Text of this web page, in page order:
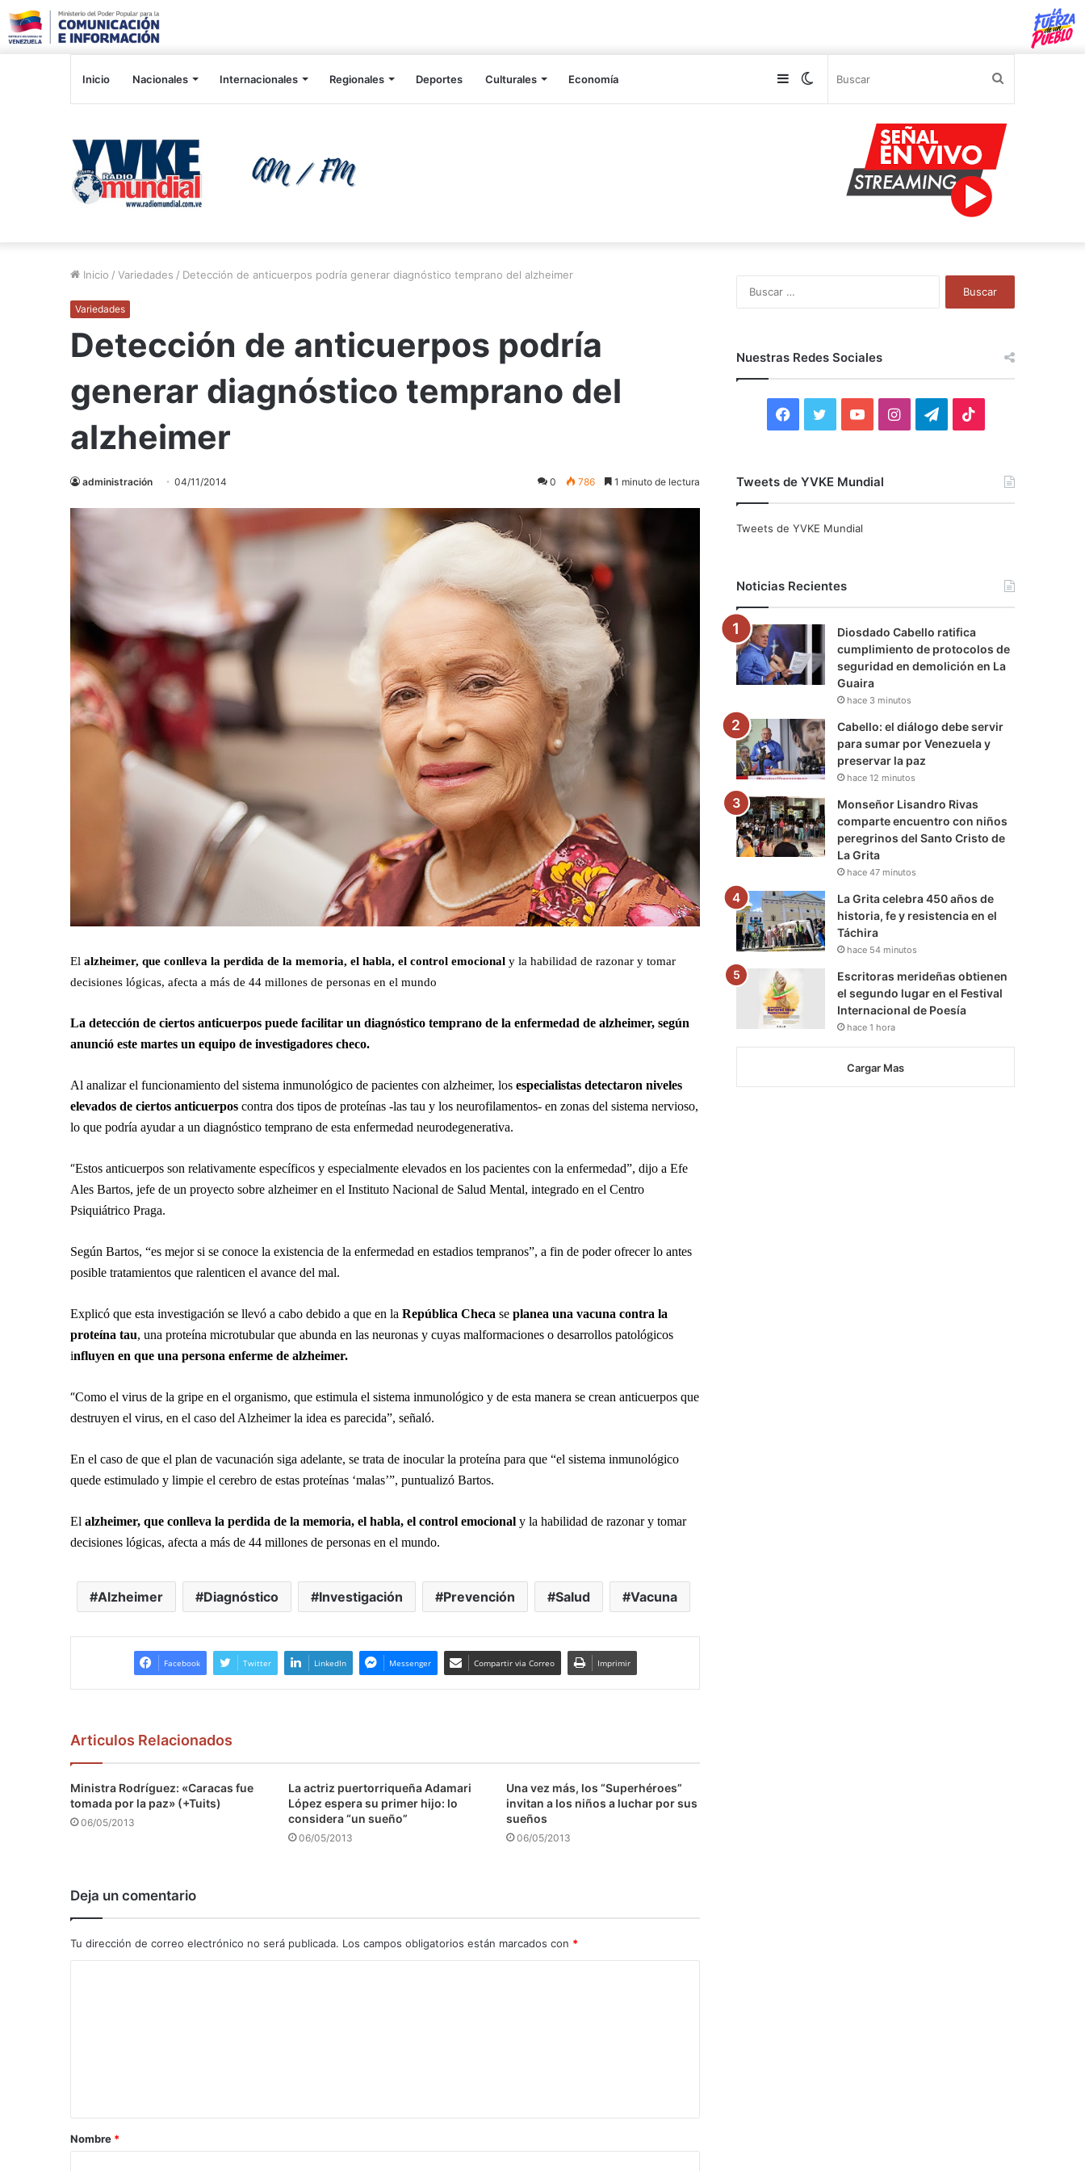
Inicio Nacionales Internacionales Regionales Deportes Culturales Economía Switch
Sidebar
Inicio / Variedades / Detección de anticuerpos podría generar diagnóstico temprano del alzheimer
Variedades
Detección de anticuerpos podría
generar diagnóstico temprano del
alzheimer
administración 04/11/2014 0 786 1 minuto de lectura
El alzheimer, que conlleva la perdida de la memoria, el habla, el control emocional y la habilidad de razonar y tomar
decisiones lógicas, afecta a más de 44 millones de personas en el mundo
La detección de ciertos anticuerpos puede facilitar un diagnóstico temprano de la enfermedad de alzheimer, según
anunció este martes un equipo de investigadores checo.
Al analizar el funcionamiento del sistema inmunológico de pacientes con alzheimer, los especialistas detectaron niveles
elevados de ciertos anticuerpos contra dos tipos de proteínas -las tau y los neurofilamentos- en zonas del sistema nervioso,
lo que podría ayudar a un diagnóstico temprano de esta enfermedad neurodegenerativa.
“Estos anticuerpos son relativamente específicos y especialmente elevados en los pacientes con la enfermedad”, dijo a Efe
Ales Bartos, jefe de un proyecto sobre alzheimer en el Instituto Nacional de Salud Mental, integrado en el Centro
Psiquiátrico Praga.
Según Bartos, “es mejor si se conoce la existencia de la enfermedad en estadios tempranos”, a fin de poder ofrecer lo antes
posible tratamientos que ralenticen el avance del mal.
Explicó que esta investigación se llevó a cabo debido a que en la República Checa se planea una vacuna contra la
proteína tau, una proteína microtubular que abunda en las neuronas y cuyas malformaciones o desarrollos patológicos
influyen en que una persona enferme de alzheimer.
“Como el virus de la gripe en el organismo, que estimula el sistema inmunológico y de esta manera se crean anticuerpos que
destruyen el virus, en el caso del Alzheimer la idea es parecida”, señaló.
En el caso de que el plan de vacunación siga adelante, se trata de inocular la proteína para que “el sistema inmunológico
quede estimulado y limpie el cerebro de estas proteínas ‘malas’”, puntualizó Bartos.
El alzheimer, que conlleva la perdida de la memoria, el habla, el control emocional y la habilidad de razonar y tomar
decisiones lógicas, afecta a más de 44 millones de personas en el mundo.
Alzheimer Diagnóstico Investigación Prevención Salud Vacuna
Facebook Twitter LinkedIn Messenger Compartir via Correo Imprimir
Articulos Relacionados
Ministra Rodríguez: «Caracas fue
tomada por la paz» (+Tuits)
06/05/2013
La actriz puertorriqueña Adamari
López espera su primer hijo: lo
considera “un sueño”
06/05/2013
Una vez más, los “Superhéroes”
invitan a los niños a luchar por sus
sueños
06/05/2013
Deja un comentario
Tu dirección de correo electrónico no será publicada. Los campos obligatorios están marcados con *
a
r
Nombre *
Nuestras Redes Sociales
F
c
o
k
i
r
Y
u
e
I
r
a
m
T
a
m
Tweets de YVKE Mundial
Tweets de YVKE Mundial
Noticias Recientes
Diosdado Cabello ratifica
cumplimiento de protocolos de
seguridad en demolición en La
Guaira
hace 3 minutos
Cabello: el diálogo debe servir
para sumar por Venezuela y
preservar la paz
hace 12 minutos
Monseñor Lisandro Rivas
comparte encuentro con niños
peregrinos del Santo Cristo de
La Grita
hace 47 minutos
La Grita celebra 450 años de
historia, fe y resistencia en el
Táchira
hace 54 minutos
Escritoras merideñas obtienen
el segundo lugar en el Festival
Internacional de Poesía
hace 1 hora
Cargar Mas